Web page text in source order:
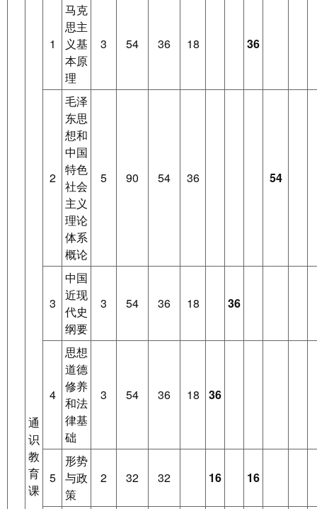
通
识
教
育
课
1
马克
思主
义基
本原
理
3 54 36 18 36
2
毛泽
东思
想和
中国
特色
社会
主义
理论
体系
概论
5 90 54 36 54
3
中国
近现
代史
纲要
3 54 36 18 36
4
思想
道德
修养
和法
律基
础
3 54 36 18 36
5
形势
与政
策
2 32 32 16 16